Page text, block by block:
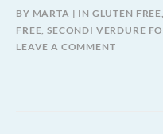
BY MARTA IN GLUTEN FREE,
FREE,SECONDI VERDURE
LEAVE A COMMENT